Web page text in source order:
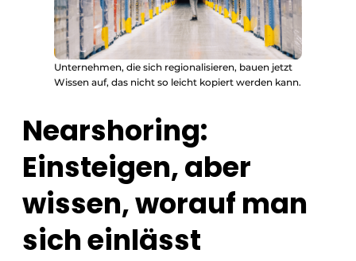
Unternehmen, die sich regionalisieren, bauen jetzt
Wissen auf, das nicht so leicht kopiert werden kann.
Nearshoring:
Einsteigen, aber
wissen, worauf man
sich einlässt